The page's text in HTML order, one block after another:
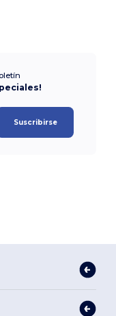
Suscribirse